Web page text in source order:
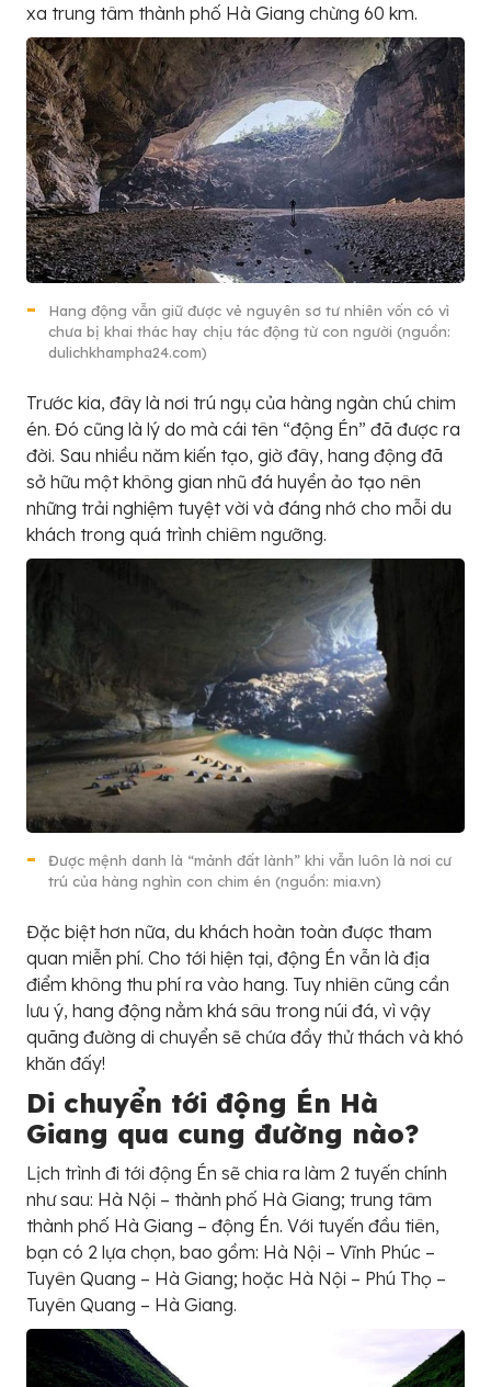
xa trung tâm thành phố Hà Giang chừng 60 km.
Hang động vẫn giữ được vẻ nguyên sơ tư nhiên vốn có vì
chưa bị khai thác hay chịu tác động từ con người (nguồn:
dulichkhampha24.com)
Trước kia, đây là nơi trú ngụ của hàng ngàn chú chim
én. Đó cũng là lý do mà cái tên “động Én” đã được ra
đời. Sau nhiều năm kiến tạo, giờ đây, hang động đã
sở hữu một không gian nhũ đá huyền ảo tạo nên
những trải nghiệm tuyệt vời và đáng nhớ cho mỗi du
khách trong quá trình chiêm ngưỡng.
Được mệnh danh là “mảnh đất lành” khi vẫn luôn là nơi cư
trú của hàng nghìn con chim én (nguồn: mia.vn)
Đặc biệt hơn nữa, du khách hoàn toàn được tham
quan miễn phí. Cho tới hiện tại, động Én vẫn là địa
điểm không thu phí ra vào hang. Tuy nhiên cũng cần
lưu ý, hang động nằm khá sâu trong núi đá, vì vậy
quãng đường di chuyển sẽ chứa đầy thử thách và khó
khăn đấy!
Di chuyển tới động Én Hà
Giang qua cung đường nào?
Lịch trình đi tới động Én sẽ chia ra làm 2 tuyến chính
như sau: Hà Nội – thành phố Hà Giang; trung tâm
thành phố Hà Giang – động Én. Với tuyến đầu tiên,
bạn có 2 lựa chọn, bao gồm: Hà Nội – Vĩnh Phúc –
Tuyên Quang – Hà Giang; hoặc Hà Nội – Phú Thọ –
Tuyên Quang – Hà Giang.